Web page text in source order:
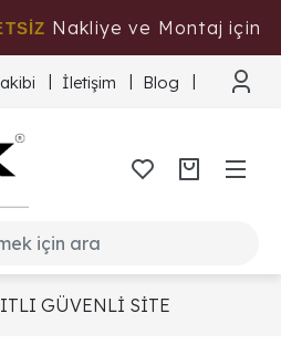
Nakliye ve Montaj için
İletişim Blog
GÜVENLİ SİTE